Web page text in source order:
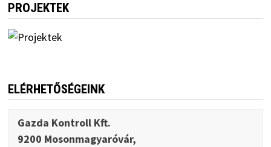
PROJEKTEK
ELÉRHETŐSÉGEINK
Gazda Kontroll Kft.
9200 Mosonmagyaróvár,